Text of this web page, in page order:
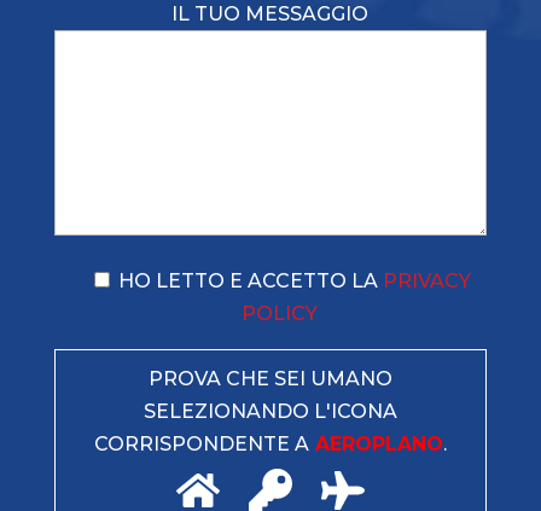
IL TUO MESSAGGIO
HO LETTO E ACCETTO LA PRIVACY
POLICY
PROVA CHE SEI UMANO
SELEZIONANDO L'ICONA
CORRISPONDENTE AAEROPLANO.